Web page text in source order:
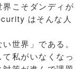
こそダンディが
はそんな人
世界」である。
私がいなくなっ